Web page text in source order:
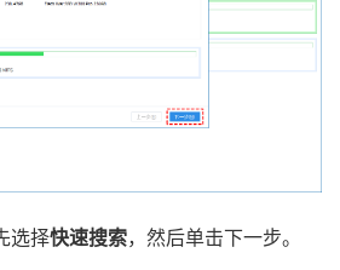
选择快速搜索，然后单击下一步。